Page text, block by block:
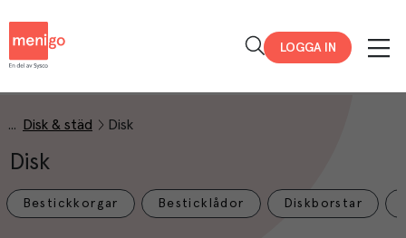
LOGGA IN
Disk & städ Disk
Disk
Bestickkorgar Besticklådor Diskborstar